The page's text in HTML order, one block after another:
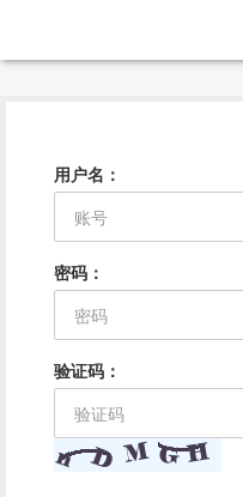
用户名：
密码：
验证码：